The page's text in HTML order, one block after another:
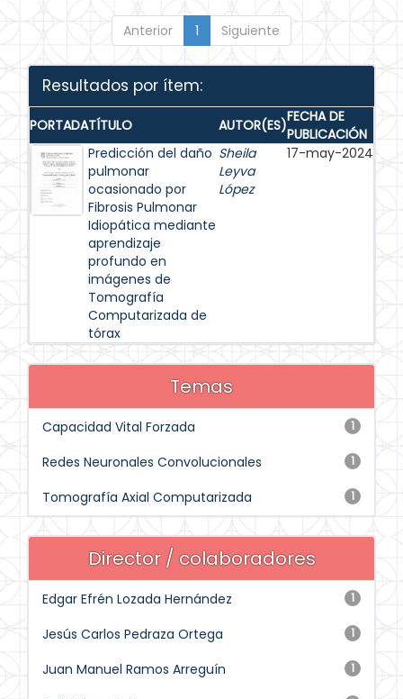
Anterior 1 Siguiente
Resultados por ítem:
PORTADATÍTULO AUTOR(ES)FECHA DE
PUBLICACIÓN
Predicción del daño
pulmonar
ocasionado por
Fibrosis Pulmonar
Idiopática mediante
aprendizaje
profundo en
imágenes de
Tomografía
Computarizada de
tórax
Sheila
Leyva
López
17-may-2024
Temas
1
Capacidad Vital Forzada
1
Redes Neuronales Convolucionales
1
Tomografía Axial Computarizada
Director / colaboradores
1
Edgar Efrén Lozada Hernández
1
Jesús Carlos Pedraza Ortega
1
Juan Manuel Ramos Arreguín